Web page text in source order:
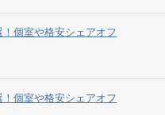
個室や格安シェアオフ
個室や格安シェアオフ